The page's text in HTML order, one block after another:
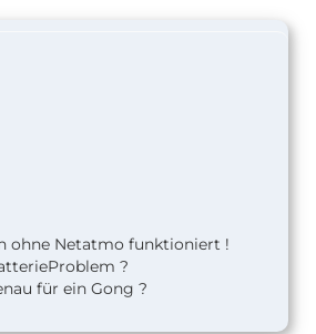
ohne Netatmo funktioniert !
?
für ein Gong ?